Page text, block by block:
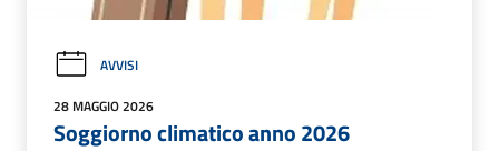
AVVISI
28 MAGGIO 2026
Soggiorno climatico anno 2026